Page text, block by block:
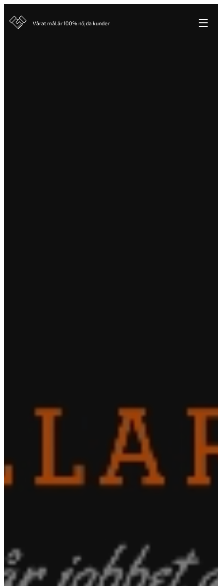
Vårat mål är 100% nöjda kunder